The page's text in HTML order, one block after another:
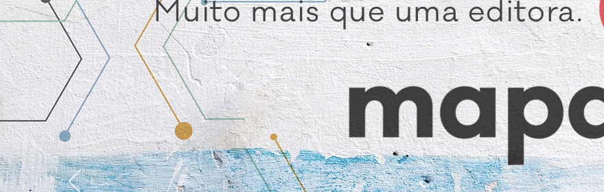
Muito mais que uma editora.